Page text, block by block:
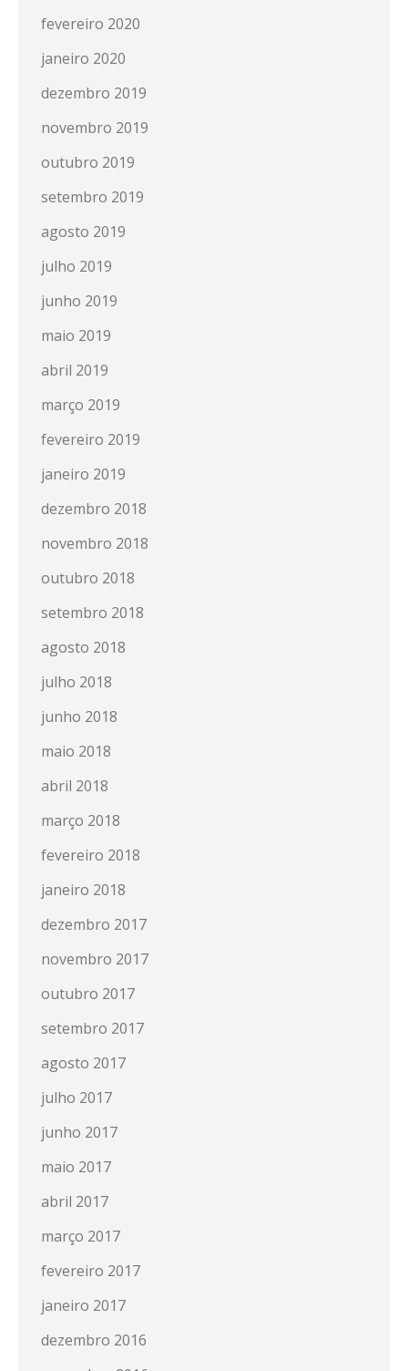
fevereiro 2020
janeiro 2020
dezembro 2019
novembro 2019
outubro 2019
setembro 2019
agosto 2019
julho 2019
junho 2019
maio 2019
abril 2019
março 2019
fevereiro 2019
janeiro 2019
dezembro 2018
novembro 2018
outubro 2018
setembro 2018
agosto 2018
julho 2018
junho 2018
maio 2018
abril 2018
março 2018
fevereiro 2018
janeiro 2018
dezembro 2017
novembro 2017
outubro 2017
setembro 2017
agosto 2017
julho 2017
junho 2017
maio 2017
abril 2017
março 2017
fevereiro 2017
janeiro 2017
dezembro 2016